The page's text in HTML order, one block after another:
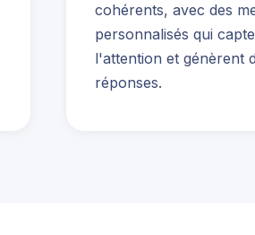
cohérents, avec des
personnalisés qui
l'attention et génèrent
réponses.